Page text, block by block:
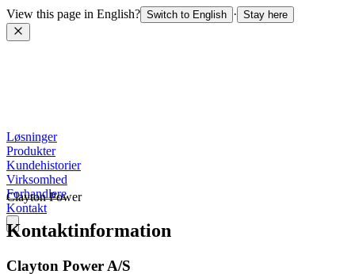
View this page in English? Switch to English · Stay here
Løsninger
Produkter
Kundehistorier
Virksomhed
Forhandlere
Kontakt
Clayton Power
Kontaktinformation
Clayton Power A/S